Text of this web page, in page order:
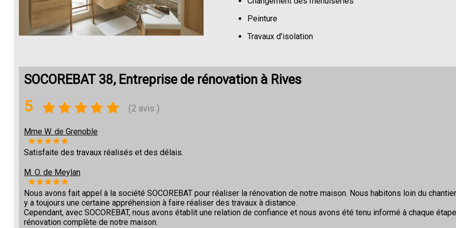
Peinture
Travaux d'isolation
SOCOREBAT 38, Entreprise de rénovation à Rives
5 (2 avis )
Mme W. de Grenoble
Satisfaite des travaux réalisés et des délais.
M. O. de Meylan
Nous avons fait appel à la société SOCOREBAT pour réaliser la rénovation de notre maison. Nous habitons loin du
y a toujours une certaine appréhension à faire réaliser des travaux à distance.
Cependant, avec SOCOREBAT, nous avons établit une relation de confiance et nous avons été tenu informé à chaque
rénovation complète de notre maison.